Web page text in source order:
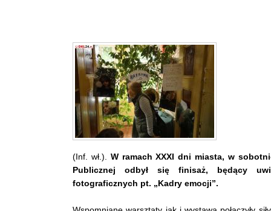
(Inf. wł.). W ramach XXXI dni miasta, w
Publicznej odbył się finisaż, będący
fotograficznych pt. „Kadry emocji”.